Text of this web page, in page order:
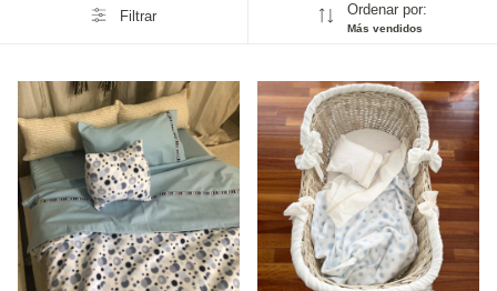
Filtrar Ordenar por:
Más vendidos